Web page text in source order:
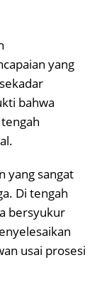
yang
bahwa
yang sangat
Di tengah
bersyukur
usai prosesi